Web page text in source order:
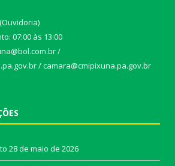
07:00 às 13:00
/
/ camara@cmipixuna.pa.gov.br
28 de maio de 2026